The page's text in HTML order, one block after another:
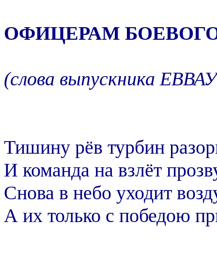
ОФИЦЕРАМ
(слова выпускника
Тишину рёв турбин
И команда на взлёт
Снова в небо уходит
А их только с победою